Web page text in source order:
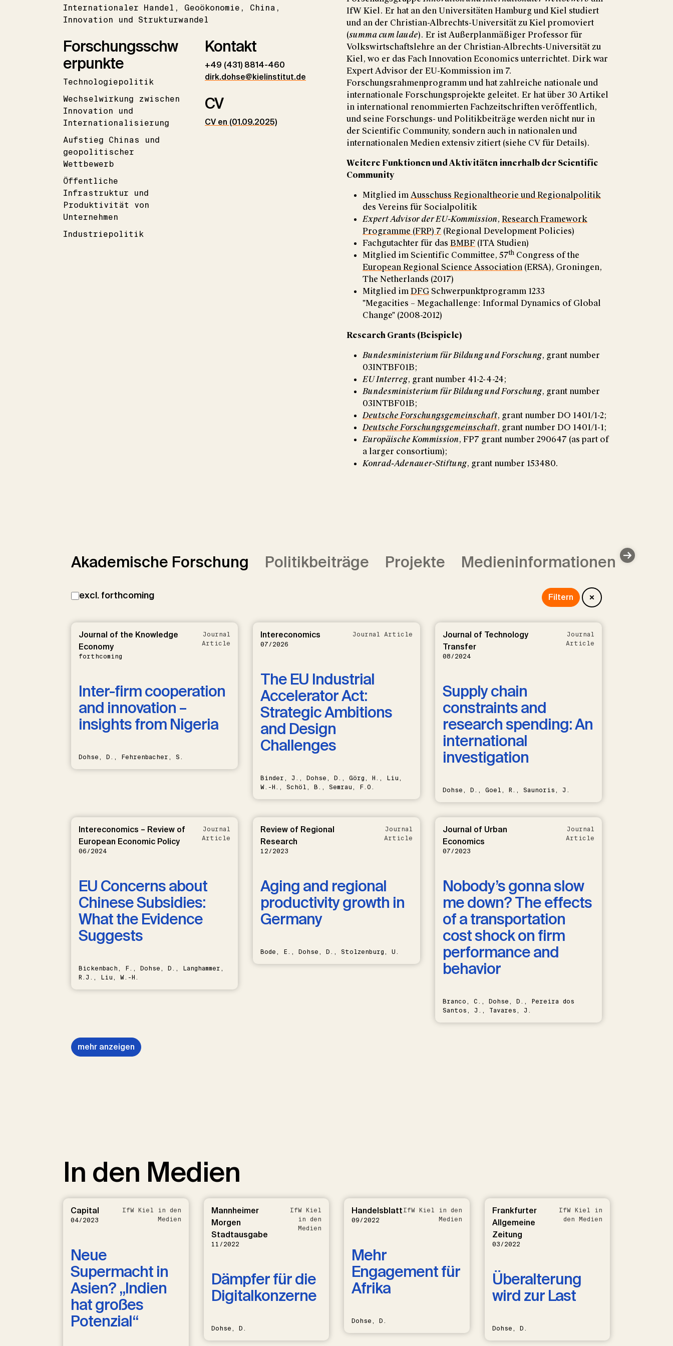
Internationaler Handel Geoökonomie
China
Innovation und Strukturwandel
Forschungsschw
erpunkte
Technologiepolitik
Wechselwirkung zwischen
Innovation und
Internationalisierung
Aufstieg Chinas und
geopolitischer
Wettbewerb
Öffentliche
Infrastruktur und
Produktivität von
Unternehmen
Industriepolitik
Kontakt
+49 (431) 8814-460
dirk.dohse@kielinstitut.de
CV
CV en (01.09.2025)
IfW Kiel. Er hat an den Universitäten Hamburg und Kiel studiert
und an der Christian-Albrechts-Universität zu Kiel promoviert
(summa cum laude). Er ist Außerplanmäßiger Professor für
Volkswirtschaftslehre an der Christian-Albrechts-Universität zu
Kiel, wo er das Fach Innovation Economics unterrichtet. Dirk war
Expert Advisor der EU-Kommission im 7.
Forschungsrahmenprogramm und hat zahlreiche nationale und
internationale Forschungsprojekte geleitet. Er hat über 30 Artikel
in international renommierten Fachzeitschriften veröffentlich,
und seine Forschungs- und Politikbeiträge werden nicht nur in
der Scientific Community, sondern auch in nationalen und
internationalen Medien extensiv zitiert (siehe CV für Details).
Weitere Funktionen und Aktivitäten innerhalb der Scientific
Community
Mitglied imAusschuss Regionaltheorie und Regionalpolitik
des Vereins für Socialpolitik
Expert Advisor der EU-Kommission, Research Framework
Programme (FRP) 7 (Regional Development Policies)
Fachgutachter für das BMBF (ITA Studien)
Mitglied im Scientific Committee, 57th Congress of the
European Regional Science Association (ERSA), Groningen,
The Netherlands (2017)
Mitglied imDFG Schwerpunktprogramm 1233
"Megacities – Megachallenge: Informal Dynamics of Global
Change" (2008-2012)
Research Grants (Beispiele)
Bundesministerium für Bildung und Forschung, grant number
03INTBF01B;
EU Interreg, grant number 41-2-4-24;
Bundesministerium für Bildung und Forschung, grant number
03INTBF01B;
Deutsche Forschungsgemeinschaft, grant number DO 1401/1-2;
Deutsche Forschungsgemeinschaft, grant number DO 1401/1-1;
Europäische Kommission, FP7 grant number 290647 (as part of
a larger consortium);
Konrad-Adenauer-Stiftung, grant number 153480.
Akademische Forschung Politikbeiträge Projekte Medieninformationen
excl. forthcoming
Journal of the Knowledge
Economy
forthcoming
Journal
Article
Inter-firm cooperation
and innovation –
insights from Nigeria
Dohse, D., Fehrenbacher, S.
Intereconomics
07/2026
Journal Article
The EU Industrial
Accelerator Act:
Strategic Ambitions
and Design
Challenges
Binder, J., Dohse, D., Görg, H., Liu,
W.-H., Schöl, B., Semrau, F.O.
Journal of Technology
Transfer
08/2024
Journal
Article
Supply chain
constraints and
research spending: An
international
investigation
Dohse, D., Goel, R., Saunoris, J.
Intereconomics – Review of
European Economic Policy
06/2024
Journal
Article
EU Concerns about
Chinese Subsidies:
What the Evidence
Suggests
Bickenbach, F., Dohse, D., Langhammer,
R.J., Liu, W.-H.
Review of Regional
Research
12/2023
Journal
Article
Aging and regional
productivity growth in
Germany
Bode, E., Dohse, D., Stolzenburg, U.
Journal of Urban
Economics
07/2023
Journal
Article
Nobody’s gonna slow
me down? The effects
of a transportation
cost shock on firm
performance and
behavior
Branco, C., Dohse, D., Pereira dos
Santos, J., Tavares, J.
mehr anzeigen
In den Medien
Capital
04/2023
IfW Kiel in den
Medien
Neue
Supermacht in
Asien? „Indien
hat großes
Potenzial“
Mannheimer
Morgen
Stadtausgabe
11/2022
IfW Kiel
in den
Medien
Dämpfer für die
Digitalkonzerne
Dohse, D.
Handelsblatt
09/2022
IfW Kiel in den
Medien
Mehr
Engagement für
Afrika
Dohse, D.
Frankfurter
Allgemeine
Zeitung
03/2022
IfW Kiel in
den Medien
Überalterung
wird zur Last
Dohse, D.